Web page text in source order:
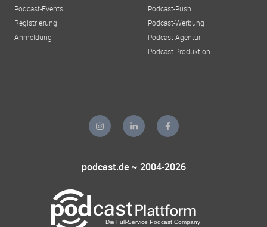
Podcast-Events
Registrierung
Anmeldung
Podcast-Push
Podcast-Werbung
Podcast-Agentur
Podcast-Produktion
podcast.de ~ 2004-2026